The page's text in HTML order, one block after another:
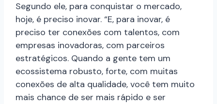
Segundo ele, para conquistar o mercado,
hoje, é preciso inovar. “E, para inovar, é
preciso ter conexões com talentos, com
empresas inovadoras, com parceiros
estratégicos. Quando a gente tem um
ecossistema robusto, forte, com muitas
conexões de alta qualidade, você tem muito
mais chance de ser mais rápido e ser